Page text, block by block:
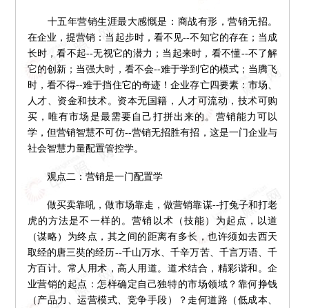
十五年营销生涯最大感慨是：商战有形，营销无招。
在企业，提营销：当起步时，看不见--不知它的存在；当成
长时，看不起--无视它的潜力；当起来时，看不懂--不了解
它的创新；当强大时，看不会--难于学到它的模式；当腾飞
时，看不得--难于挡住它的奇迹！企业存亡四要素：市场、
人才、资金和技术。资本无国籍，人才可流动，技术可购
买，唯有市场是最需要自己打拼出来的。营销能力可以
学，但营销智慧不可仿--营销无招胜有招，这是一门企业与
社会智慧力量配置管控学。
观点二：营销是一门配置学
做买卖靠吼，做市场靠走，做营销靠谋--打兔子和打老
虎的方法是不一样的。营销以术（技能）为起点，以道
（谋略）为终点，其之间的距离有多长，也许须如去西天
取经的唐三奘的经历--千山万水、千辛万苦、千言万语、千
方百计。常人用术，高人用道。道术结合，精彩谐和。企
业营销的起点：怎样确定自己独特的市场领域？靠何挣钱
（产品力、运营模式、竞争手段）？走何道路（低成本、